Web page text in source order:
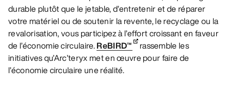
durable plutôt que le jetable, d’entretenir et de réparer
votre matériel ou de soutenir la revente, le recyclage ou la
revalorisation, vous participez à l’effort croissant en faveur
de l’économie circulaire.ReBIRD™
rassemble les
initiatives qu’Arc’teryx met en œuvre pour faire de
l’économie circulaire une réalité.